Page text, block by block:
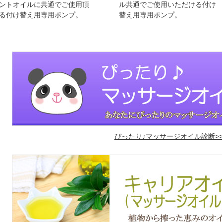
トオイルに共通でご使用頂
付け替え用専用ポンプ。
ル共通でご使用いただける付け
替え用専用ポンプ。
ぴったり♪マッサージオイル診断